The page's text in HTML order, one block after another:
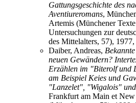
Gattungsgeschichte des
Aventiureromans,
Artemis (Münchener
Untersuchungen zur
des Mittelalters, 57),
Daiber, Andreas,
neuen Gewändern?
Erzählen im "Biterolf und
am Beispiel Keies und
"Lanzelet", "Wigalois"
Frankfurt am Main et